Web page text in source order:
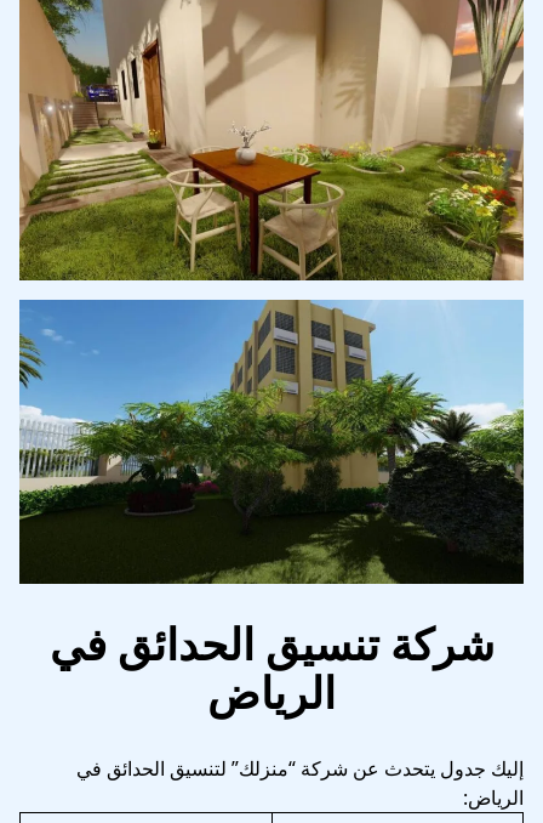
شركة تنسيق الحدائق في
الرياض
إليك جدول يتحدث عن شركة “منزلك” لتنسيق الحدائق في
الرياض: